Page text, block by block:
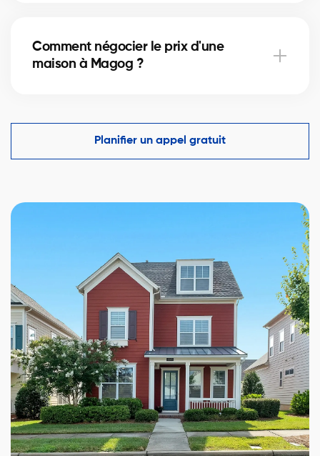
vous aident à financer votre projet immobilier et
optimiser votre mise de fonds.
Comment négocier le prix d'une
maison à Magog ?
comparables du marché à Magog et vous aide à
faire une offre compétitive tout en protégeant vos
intérêts.
Planifier un appel gratuit